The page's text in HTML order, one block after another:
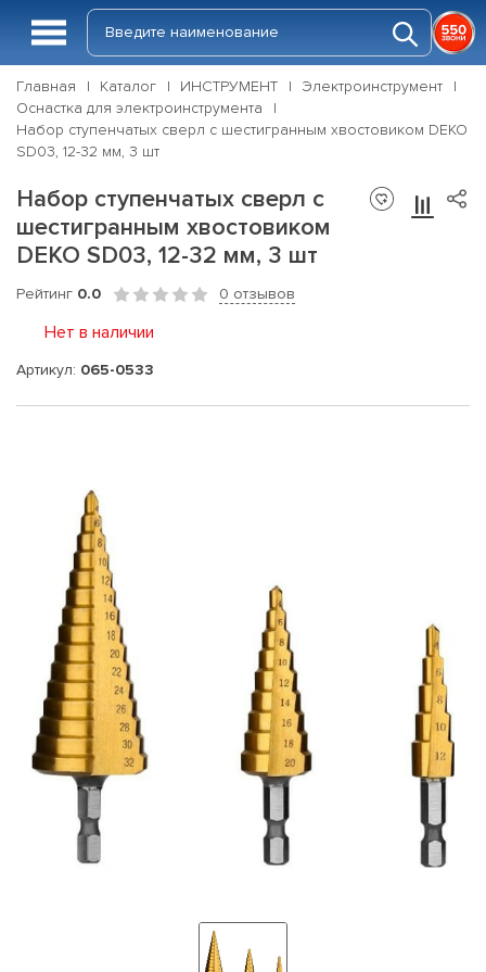
Главная Каталог ИНСТРУМЕНТ
Электроинструмент
Оснастка для электроинструмента
Набор ступенчатых сверл с шестигранным хвостовиком DEKO
SD03, 12-32 мм, 3 шт
Набор ступенчатых сверл с
шестигранным хвостовиком
DEKO SD03, 12-32 мм, 3 шт
Рейтинг 0.0 0 отзывов
Нет в наличии
Артикул: 065-0533